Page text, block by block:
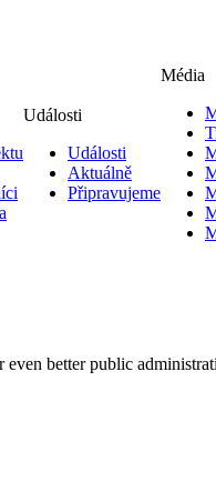
Události
Události
Aktuálně
Připravujeme
Média
even better public